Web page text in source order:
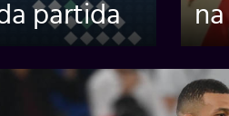
partida